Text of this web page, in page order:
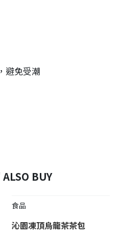
避免受潮
BUY
食品
沁園凍頂烏龍茶茶包